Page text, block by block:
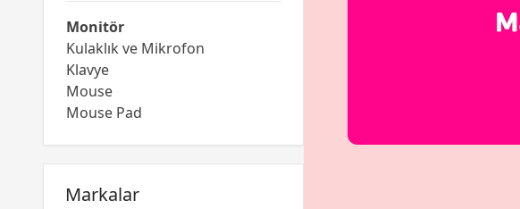
Monitör
Kulaklık ve Mikrofon
Klavye
Mouse
Mouse Pad
Hoparlör
Markalar